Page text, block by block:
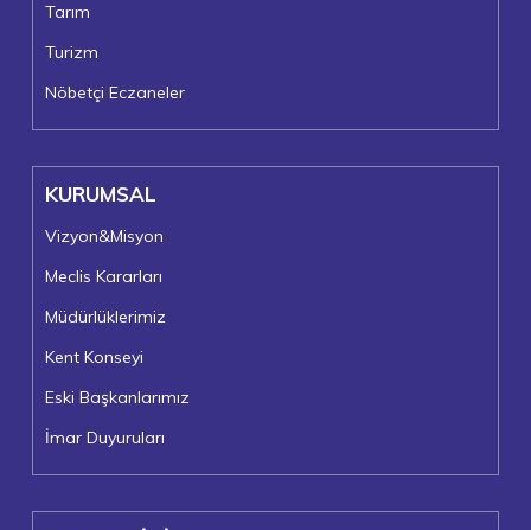
Tarım
Turizm
Nöbetçi Eczaneler
KURUMSAL
Vizyon&Misyon
Meclis Kararları
Müdürlüklerimiz
Kent Konseyi
Eski Başkanlarımız
İmar Duyuruları